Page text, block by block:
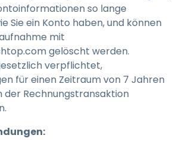
so lange
Sie ein Konto haben, und können
mit
gelöscht werden.
verpflichtet,
für einen Zeitraum von 7 Jahren
der Rechnungstransaktion